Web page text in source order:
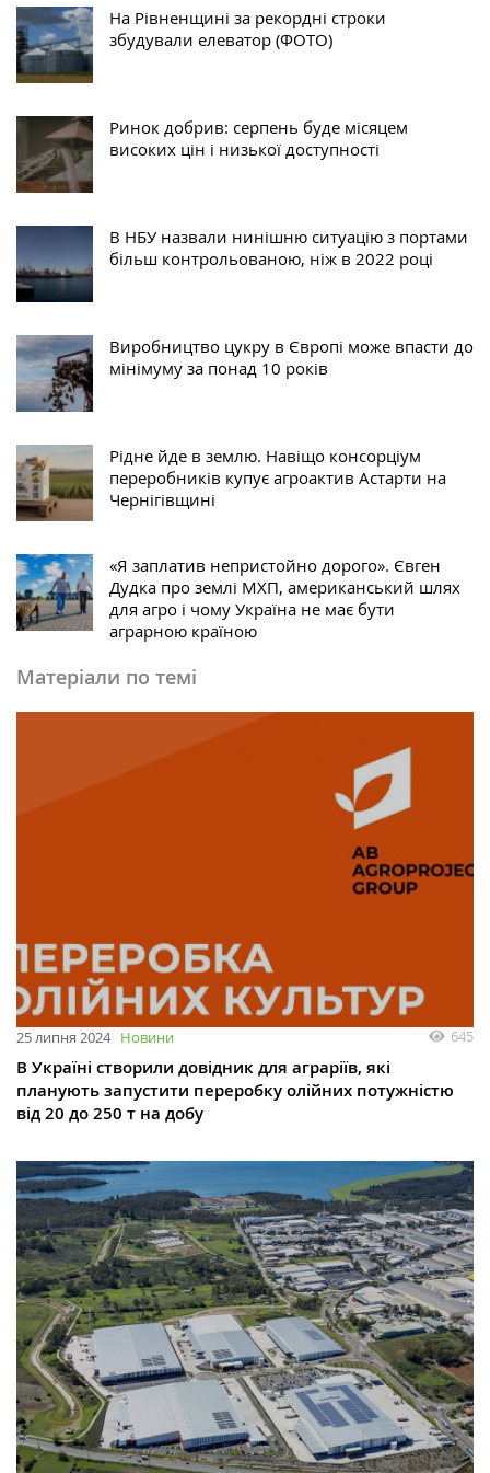
На Рівненщині за рекордні строки
збудували елеватор (ФОТО)
Ринок добрив: серпень буде місяцем
високих цін і низької доступності
В НБУ назвали нинішню ситуацію з портами
більш контрольованою, ніж в 2022 році
Виробництво цукру в Європі може впасти до
мінімуму за понад 10 років
Рідне йде в землю. Навіщо консорціум
переробників купує агроактив Астарти на
Чернігівщині
«Я заплатив непристойно дорого». Євген
Дудка про землі МХП, американський шлях
для агро і чому Україна не має бути
аграрною країною
Матеріали по темі
25 липня 2024 Новини 645
В Україні створили довідник для аграріїв, які
планують запустити переробку олійних потужністю
від 20 до 250 т на добу